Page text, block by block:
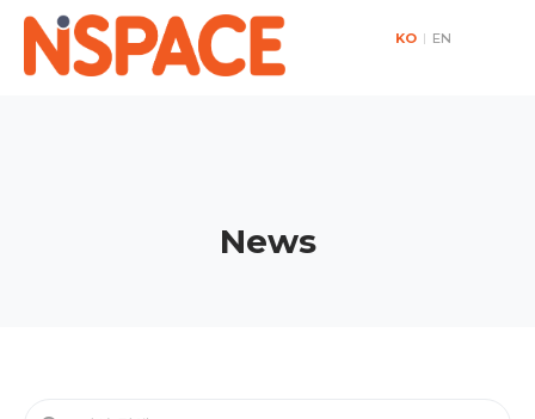
KO | EN
News